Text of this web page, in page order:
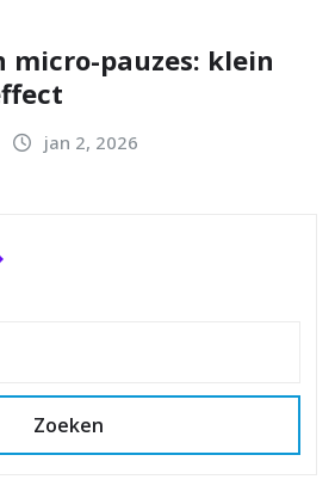
micro-pauzes: klein
jan 2, 2026
Zoeken